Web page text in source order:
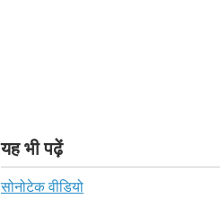
यह भी पढ़ें
सोनोटेक वीडियो